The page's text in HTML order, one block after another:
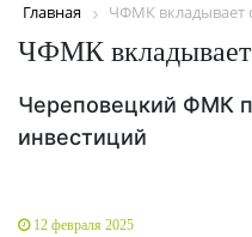
Главная ЧФМК вкладывает
ЧФМК вкладывает
Череповецкий ФМК
инвестиций
12 февраля 2025